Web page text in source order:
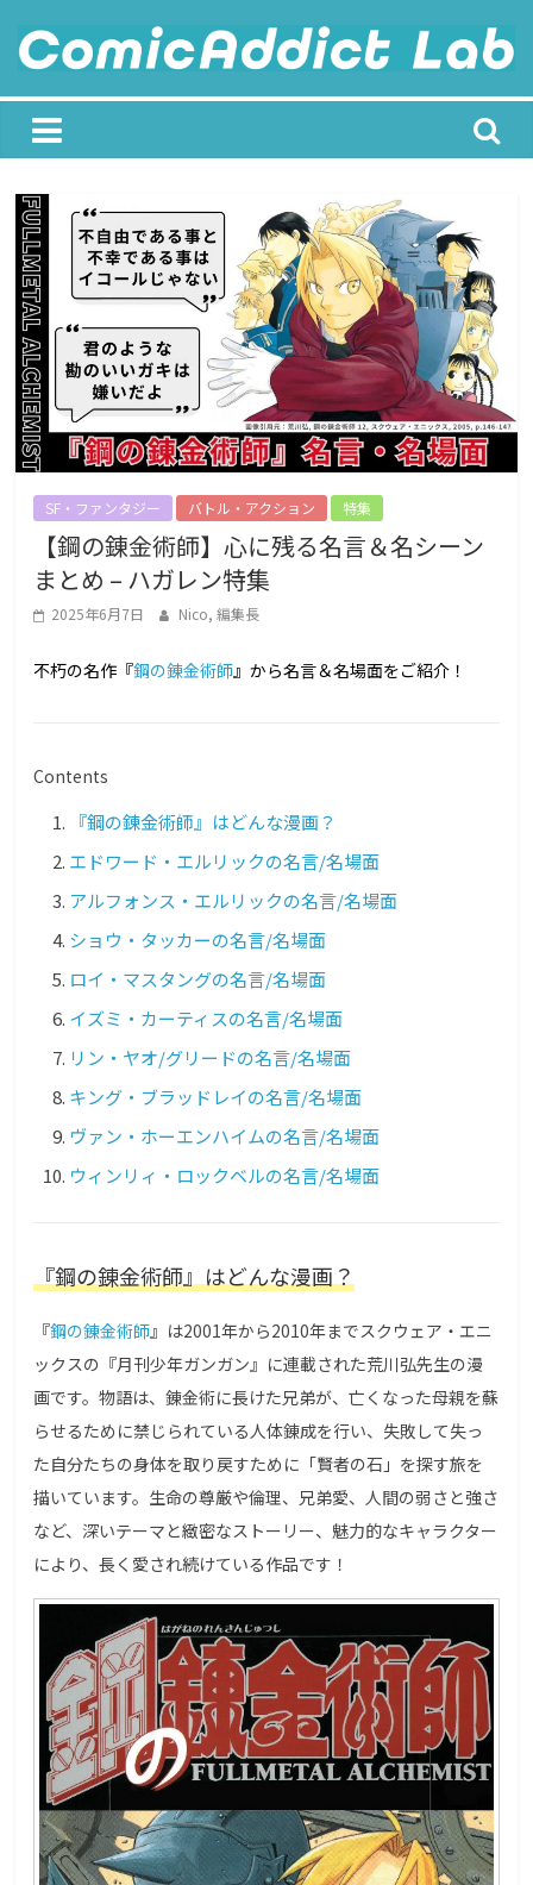
ComicAddict
Lab
F
o
r
A
M
SF・ファンタジー バトル・アクション 特集
【鋼の錬金術師】心に残る名言＆名シーン
まとめ – ハガレン特集
2025年6月7日 Nico, 編集長
不朽の名作『鋼の錬金術師』から名言＆名場面をご紹介！
Contents
『鋼の錬金術師』はどんな漫画？
エドワード・エルリックの名言/名場面
アルフォンス・エルリックの名言/名場面
ショウ・タッカーの名言/名場面
ロイ・マスタングの名言/名場面
イズミ・カーティスの名言/名場面
リン・ヤオ/グリードの名言/名場面
キング・ブラッドレイの名言/名場面
ヴァン・ホーエンハイムの名言/名場面
ウィンリィ・ロックベルの名言/名場面
『鋼の錬金術師』はどんな漫画？
『鋼の錬金術師』は2001年から2010年までスクウェア・エニ
ックスの『月刊少年ガンガン』に連載された荒川弘先生の漫
画です。物語は、錬金術に長けた兄弟が、亡くなった母親を蘇
らせるために禁じられている人体錬成を行い、失敗して失っ
た自分たちの身体を取り戻すために「賢者の石」を探す旅を
描いています。生命の尊厳や倫理、兄弟愛、人間の弱さと強さ
など、深いテーマと緻密なストーリー、魅力的なキャラクター
により、長く愛され続けている作品です！